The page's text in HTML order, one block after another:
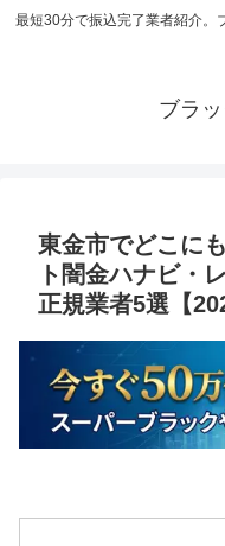
最短30分で振込完了業者紹介。
ブラ
東金市でどこに
ト闇金ハナビ・
正規業者5選【